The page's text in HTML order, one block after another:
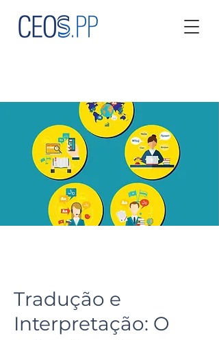
Tradução e
Interpretação: O